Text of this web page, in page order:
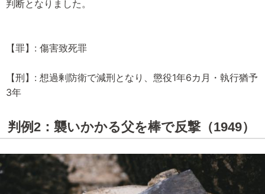
判断となりました。
【罪】: 傷害致死罪
【刑】: 想過剰防衛で減刑となり、懲役1年6カ月・執行猶予
3年
判例2：襲いかかる父を棒で反撃（1949）